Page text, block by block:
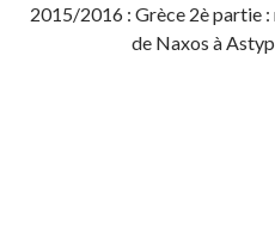
2015/2016 : Grèce 2è partie
de Naxos à